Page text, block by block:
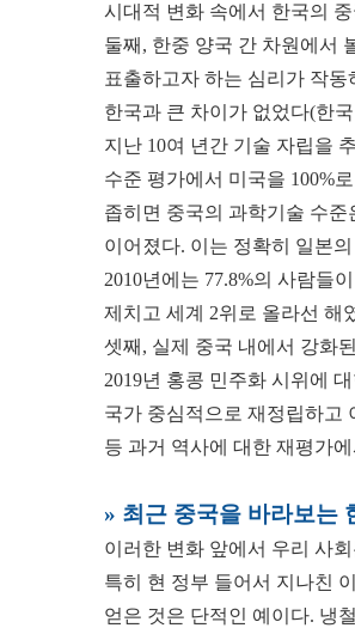
시대적 변화 속에서 한국의
둘째, 한중 양국 간 차원에서
표출하고자 하는 심리가 작
한국과 큰 차이가 없었다(한
지난 10여 년간 기술 자립을
수준 평가에서 미국을 100%
좁히면 중국의 과학기술 수
이어졌다. 이는 정확히 일본
2010년에는 77.8%의 사람들
제치고 세계 2위로 올라선 해
셋째, 실제 중국 내에서 강화
2019년 홍콩 민주화 시위에
국가 중심적으로 재정립하고
등 과거 역사에 대한 재평가
» 최근 중국을 바라보는
이러한 변화 앞에서 우리 사
특히 현 정부 들어서 지나친
얻은 것은 단적인 예이다. 냉